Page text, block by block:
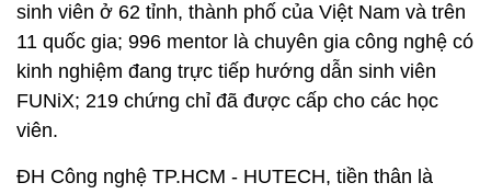
sinh viên ở 62 tỉnh, thành phố của Việt Nam và trên
11 quốc gia; 996 mentor là chuyên gia công nghệ có
kinh nghiệm đang trực tiếp hướng dẫn sinh viên
FUNiX; 219 chứng chỉ đã được cấp cho các học
viên.
ĐH Công nghệ TP.HCM - HUTECH, tiền thân là